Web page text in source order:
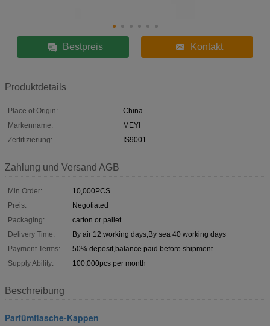
Bestpreis Kontakt
Produktdetails
Place of Origin:
China
Markenname:
MEYI
Zertifizierung:
IS9001
Zahlung und Versand AGB
Min Order:
10,000PCS
Preis:
Negotiated
Packaging:
carton or pallet
Delivery Time:
By air 12 working days,By sea 40 working days
Payment Terms:
50% deposit,balance paid before shipment
Supply Ability:
100,000pcs per month
Beschreibung
Parfümflasche-Kappen